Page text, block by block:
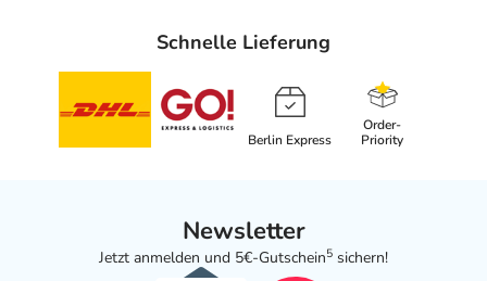
Schnelle Lieferung
Berlin Express
Order-
Priority
Newsletter
Jetzt anmelden und 5€-Gutschein5 sichern!